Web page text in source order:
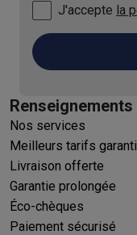
J'accepte la
Nos services
Meilleurs tarifs
Livraison offerte
Garantie prolongée
Éco-chèques
Paiement sécurisé